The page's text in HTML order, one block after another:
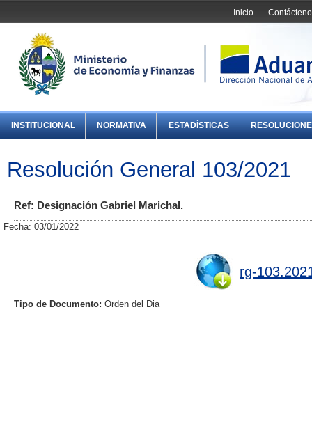
Inicio
INSTITUCIONAL NORMATIVA ESTADÍSTICAS
Resolución General 103/2021
Ref: Designación Gabriel Marichal.
Fecha: 03/01/2022
rg-
Tipo de Documento: Orden del Dia